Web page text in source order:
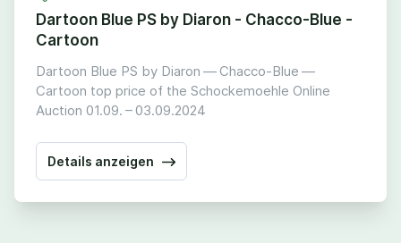
Dartoon Blue PS by Diaron - Chacco-Blue -
Cartoon
Dartoon Blue PS by Diaron — Chacco-Blue —
Cartoon top price of the Schockemoehle Online
Auction 01.09. –03.09.2024
Details anzeigen